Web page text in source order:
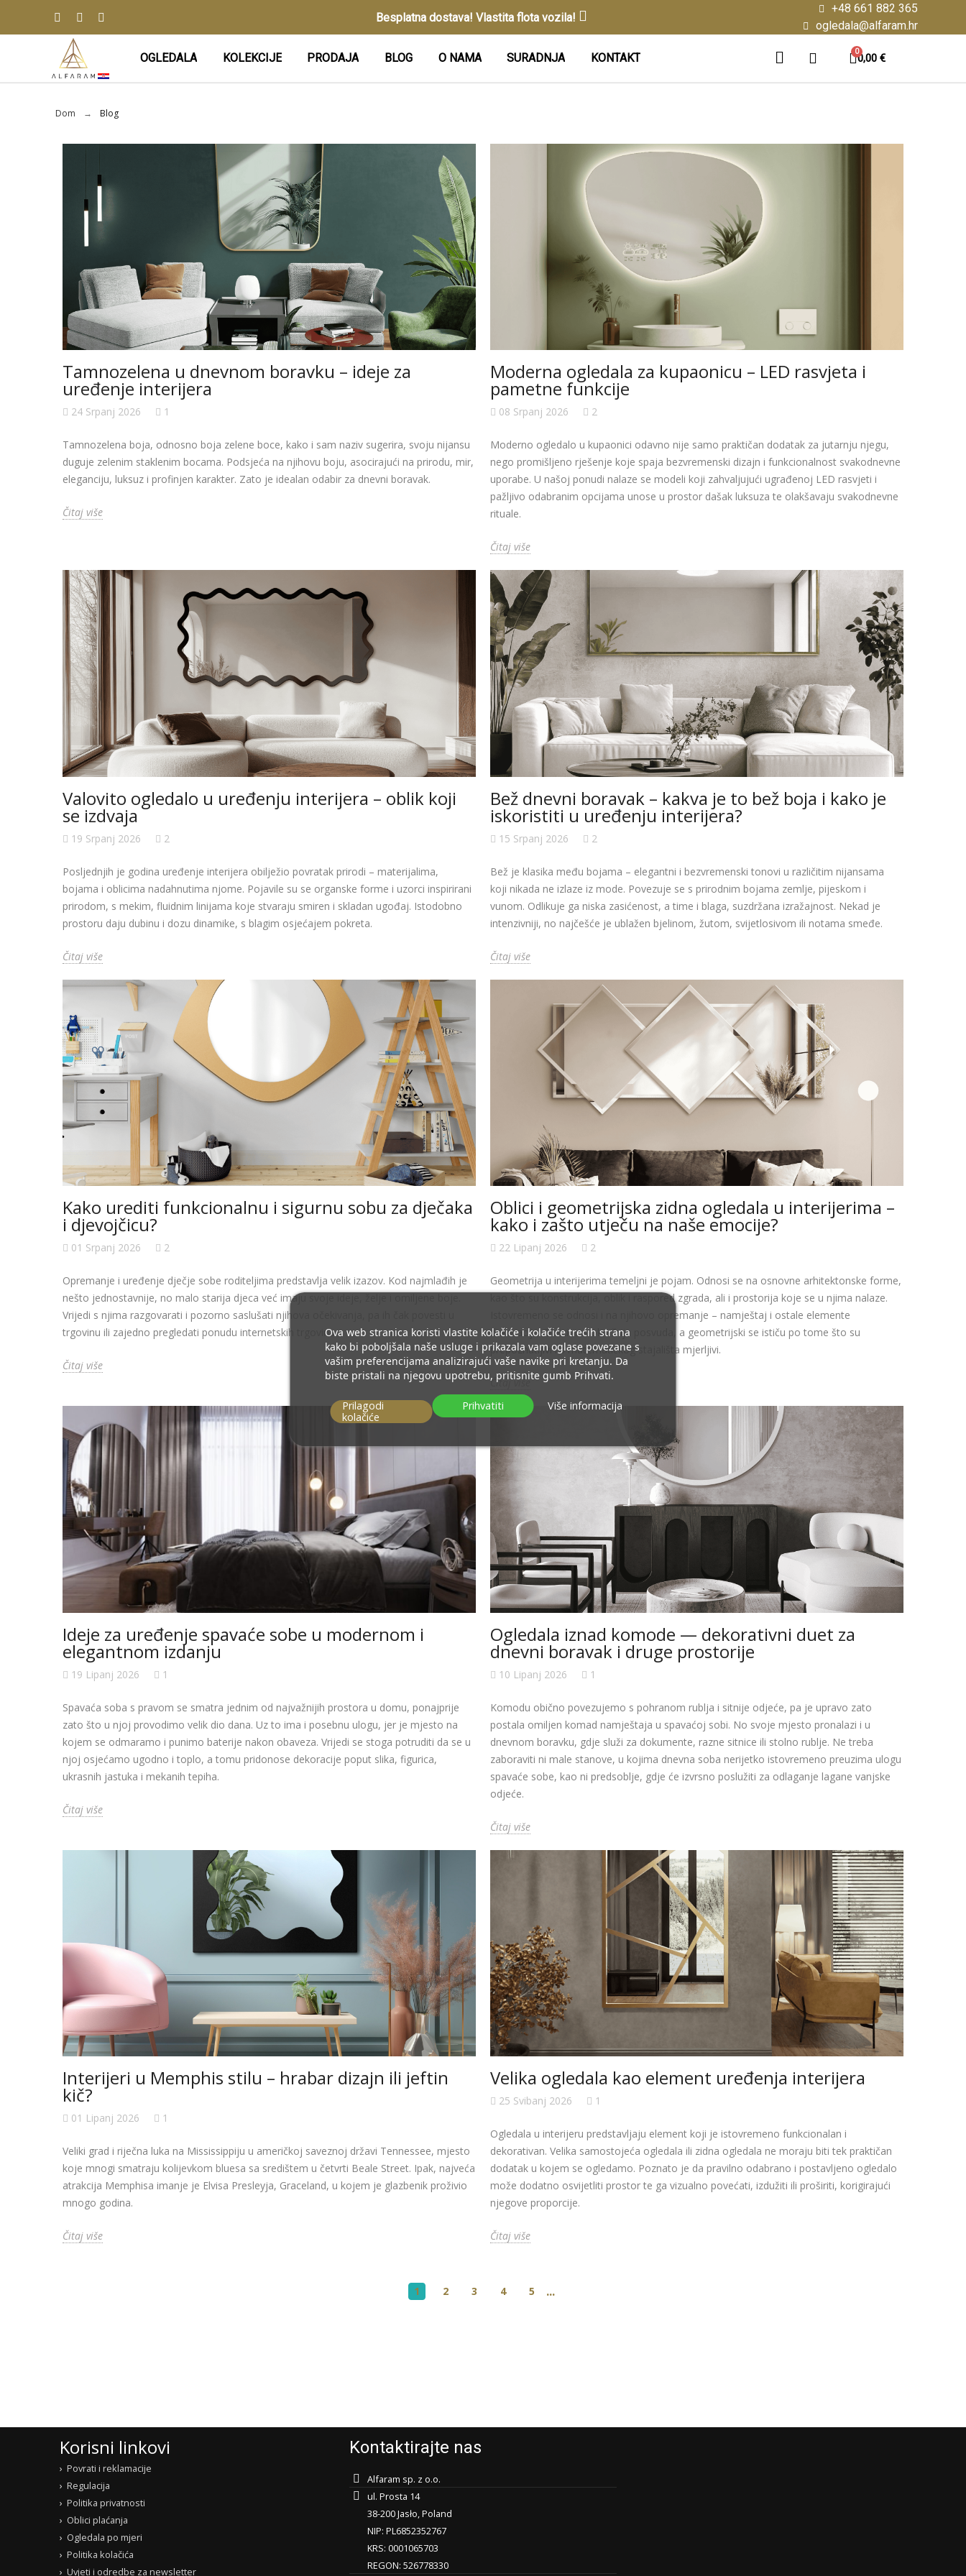
Besplatna dostava! Vlastita flota vozila!
+48 661 882 365
ogledala@alfaram.hr
OGLEDALA KOLEKCIJE PRODAJA BLOG O NAMA SURADNJA KONTAKT 0,00 €
Dom Blog
Tamnozelena u dnevnom boravku – ideje za
uređenje interijera
24 Srpanj 2026 1
Tamnozelena boja, odnosno boja zelene boce, kako i sam naziv sugerira, svoju nijansu
duguje zelenim staklenim bocama. Podsjeća na njihovu boju, asocirajući na prirodu, mir,
eleganciju, luksuz i profinjen karakter. Zato je idealan odabir za dnevni boravak.
Čitaj više
Moderna ogledala za kupaonicu – LED rasvjeta i
pametne funkcije
08 Srpanj 2026 2
Moderno ogledalo u kupaonici odavno nije samo praktičan dodatak za jutarnju njegu,
nego promišljeno rješenje koje spaja bezvremenski dizajn i funkcionalnost svakodnevne
uporabe. U našoj ponudi nalaze se modeli koji zahvaljujući ugrađenoj LED rasvjeti i
pažljivo odabranim opcijama unose u prostor dašak luksuza te olakšavaju svakodnevne
rituale.
Čitaj više
Valovito ogledalo u uređenju interijera – oblik koji
se izdvaja
19 Srpanj 2026 2
Posljednjih je godina uređenje interijera obilježio povratak prirodi – materijalima,
bojama i oblicima nadahnutima njome. Pojavile su se organske forme i uzorci inspirirani
prirodom, s mekim, fluidnim linijama koje stvaraju smiren i skladan ugođaj. Istodobno
prostoru daju dubinu i dozu dinamike, s blagim osjećajem pokreta.
Čitaj više
Bež dnevni boravak – kakva je to bež boja i kako je
iskoristiti u uređenju interijera?
15 Srpanj 2026 2
Bež je klasika među bojama – elegantni i bezvremenski tonovi u različitim nijansama
koji nikada ne izlaze iz mode. Povezuje se s prirodnim bojama zemlje, pijeskom i
vunom. Odlikuje ga niska zasićenost, a time i blaga, suzdržana izražajnost. Nekad je
intenzivniji, no najčešće je ublažen bjelinom, žutom, svijetlosivom ili notama smeđe.
Čitaj više
Kako urediti funkcionalnu i sigurnu sobu za dječaka
i djevojčicu?
01 Srpanj 2026 2
Opremanje i uređenje dječje sobe roditeljima predstavlja velik izazov. Kod najmlađih je
nešto jednostavnije, no malo starija djeca već imaju svoje ideje, želje i omiljene boje.
Vrijedi s njima razgovarati i pozorno saslušati njihova očekivanja, pa ih čak povesti u
trgovinu ili zajedno pregledati ponudu internetskih trgovina.
Čitaj više
Oblici i geometrijska zidna ogledala u interijerima –
kako i zašto utječu na naše emocije?
22 Lipanj 2026 2
Geometrija u interijerima temeljni je pojam. Odnosi se na osnovne arhitektonske forme,
kao što su konstrukcija, oblik i raspored zgrada, ali i prostorija koje se u njima nalaze.
Istovremeno se odnosi i na njihovo opremanje – namještaj i ostale elemente
dekoracije. Oblici nas okružuju posvuda, a geometrijski se ističu po tome što su
prepoznatljivi i s matematičkog stajališta mjerljivi.
Čitaj više
Ideje za uređenje spavaće sobe u modernom i
elegantnom izdanju
19 Lipanj 2026 1
Spavaća soba s pravom se smatra jednim od najvažnijih prostora u domu, ponajprije
zato što u njoj provodimo velik dio dana. Uz to ima i posebnu ulogu, jer je mjesto na
kojem se odmaramo i punimo baterije nakon obaveza. Vrijedi se stoga potruditi da se u
njoj osjećamo ugodno i toplo, a tomu pridonose dekoracije poput slika, figurica,
ukrasnih jastuka i mekanih tepiha.
Čitaj više
Ogledala iznad komode — dekorativni duet za
dnevni boravak i druge prostorije
10 Lipanj 2026 1
Komodu obično povezujemo s pohranom rublja i sitnije odjeće, pa je upravo zato
postala omiljen komad namještaja u spavaćoj sobi. No svoje mjesto pronalazi i u
dnevnom boravku, gdje služi za dokumente, razne sitnice ili stolno rublje. Ne treba
zaboraviti ni male stanove, u kojima dnevna soba nerijetko istovremeno preuzima ulogu
spavaće sobe, kao ni predsoblje, gdje će izvrsno poslužiti za odlaganje lagane vanjske
odjeće.
Čitaj više
Interijeri u Memphis stilu – hrabar dizajn ili jeftin
kič?
01 Lipanj 2026 1
Veliki grad i riječna luka na Mississippiju u američkoj saveznoj državi Tennessee, mjesto
koje mnogi smatraju kolijevkom bluesa sa središtem u četvrti Beale Street. Ipak, najveća
atrakcija Memphisa imanje je Elvisa Presleyja, Graceland, u kojem je glazbenik proživio
mnogo godina.
Čitaj više
Velika ogledala kao element uređenja interijera
25 Svibanj 2026 1
Ogledala u interijeru predstavljaju element koji je istovremeno funkcionalan i
dekorativan. Velika samostojeća ogledala ili zidna ogledala ne moraju biti tek praktičan
dodatak u kojem se ogledamo. Poznato je da pravilno odabrano i postavljeno ogledalo
može dodatno osvijetliti prostor te ga vizualno povećati, izdužiti ili proširiti, korigirajući
njegove proporcije.
Čitaj više
1 2 3 4 5 ...
Korisni linkovi
Povrati i reklamacije
Regulacija
Politika privatnosti
Oblici plaćanja
Ogledala po mjeri
Politika kolačića
Uvjeti i odredbe za newsletter
Kontaktirajte nas
Alfaram sp. z o.o.
ul. Prosta 14
38-200 Jasło, Poland
NIP: PL6852352767
KRS: 0001065703
REGON: 526778330
Ova web stranica koristi vlastite kolačiće i kolačiće trećih strana
kako bi poboljšala naše usluge i prikazala vam oglase povezane s
vašim preferencijama analizirajući vaše navike pri kretanju. Da
biste pristali na njegovu upotrebu, pritisnite gumb Prihvati.
Više informacija
Prilagodi
kolačiće
Prihvatiti